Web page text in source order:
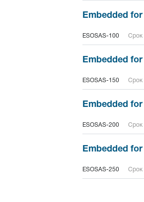
Embedded
ESOSAS-100 Срок
Embedded
ESOSAS-150 Срок
Embedded
ESOSAS-200 Срок
Embedded
ESOSAS-250 Срок